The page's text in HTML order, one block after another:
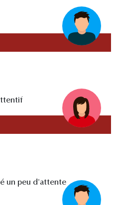
un peu d'attente